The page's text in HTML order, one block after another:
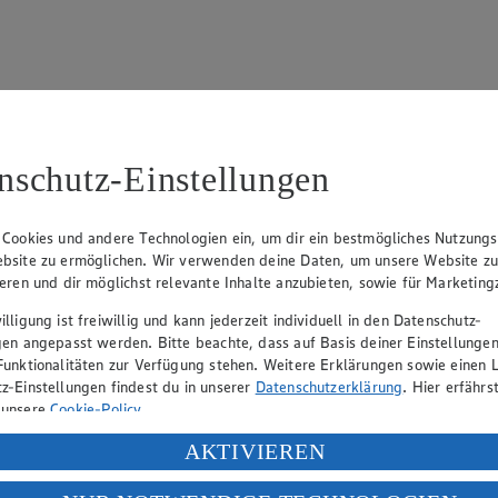
gewährt Ihnen jedoch das Recht, den auf dieser Website
und Vervielfältigung von Bildmaterial oder Grafiken aus
verantwortlich. Firma und Anschriften unserer
hin, dass wir nicht an einem Streitbeilegungsverfahren vor einer
Einstellungen
und andere Technologien ein, um dir ein bestmögliches
zu ermöglichen. Wir verwenden deine Daten, um unsere Website zu
und dir möglichst relevante Inhalte anzubieten, sowie für
ist freiwillig und kann jederzeit individuell in den Datenschutz-
angepasst werden. Bitte beachte, dass auf Basis deiner
zur Verfügung stehen. Weitere Erklärungen sowie einen
Einstellungen findest du in unserer Datenschutzerklärung. Hier
Cookie-Policy.
deiner personenbezogenen Daten in den USA durch Facebook und
„Aktivieren“ klickst, willigst du im Sinne des Art. 49 Abs. 1 Satz 1 lit.
AKTIVIEREN